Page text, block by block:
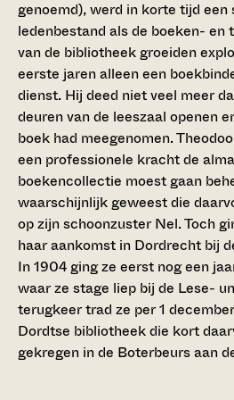
genoemd), werd in korte tijd
ledenbestand als de boeken-
van de bibliotheek groeiden
eerste jaren alleen een
dienst. Hij deed niet veel meer
deuren van de leeszaal openen
boek had meegenomen.
een professionele kracht de
boekencollectie moest gaan
waarschijnlijk geweest die
op zijn schoonzuster Nel. Toch
haar aankomst in Dordrecht bij
In 1904 ging ze eerst nog een
waar ze stage liep bij de Lese-
terugkeer trad ze per 1
Dordtse bibliotheek die kort
gekregen in de Boterbeurs aan